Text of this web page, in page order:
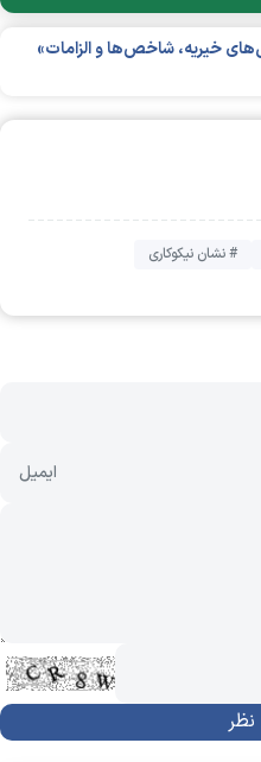
خیریه، شاخص‌ها و الزامات»
# نشان نیکوکاری